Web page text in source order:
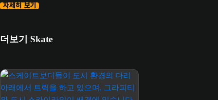
자세히 보기
더보기 Skate